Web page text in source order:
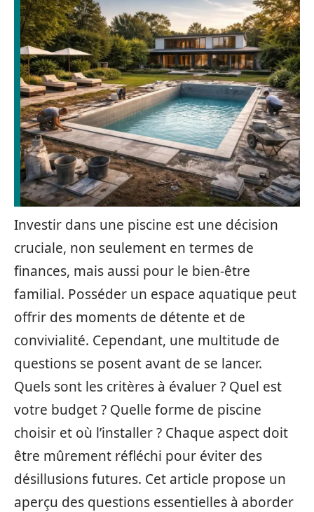
Investir dans une piscine est une décision
cruciale, non seulement en termes de
finances, mais aussi pour le bien-être
familial. Posséder un espace aquatique peut
offrir des moments de détente et de
convivialité. Cependant, une multitude de
questions se posent avant de se lancer.
Quels sont les critères à évaluer ? Quel est
votre budget ? Quelle forme de piscine
choisir et où l’installer ? Chaque aspect doit
être mûrement réfléchi pour éviter des
désillusions futures. Cet article propose un
aperçu des questions essentielles à aborder